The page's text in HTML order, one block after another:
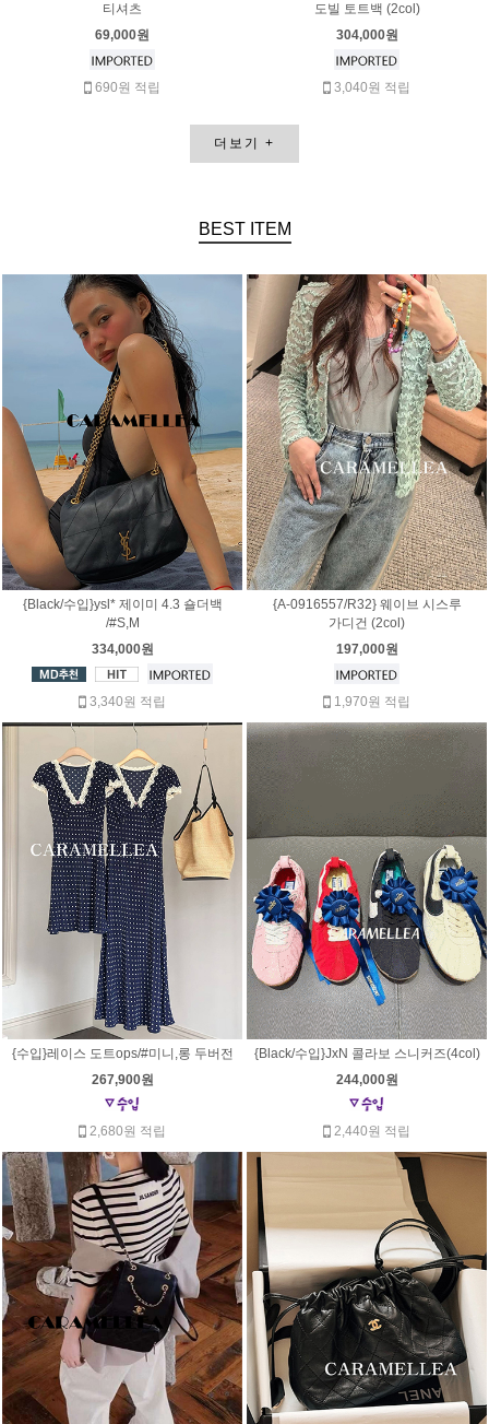
티셔츠
69,000원
690원 적립
도빌 토트백 (2col)
304,000원
3,040원 적립
더보기 +
BEST ITEM
{Black/수입}ysl* 제이미 4.3 숄더백
/#S,M
334,000원
3,340원 적립
{A-0916557/R32} 웨이브 시스루
가디건 (2col)
197,000원
1,970원 적립
{수입}레이스 도트ops/#미니,롱 두버전
267,900원
2,680원 적립
{Black/수입}JxN 콜라보 스니커즈(4col)
244,000원
2,440원 적립